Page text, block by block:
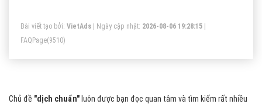
Bài viết tạo bởi: VietAds | Ngày cập nhật: 2026-08-06 19:28:15
FAQPage(9510)
Chủ đề "dịch chuẩn" luôn được bạn đọc quan tâm và tìm kiếm rất nhiều